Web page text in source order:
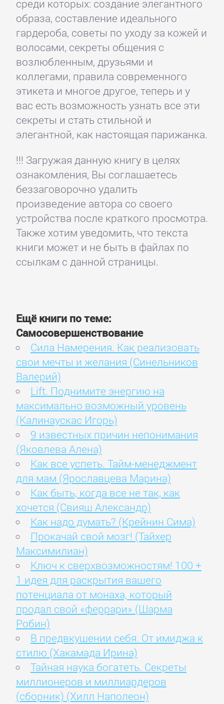
среди которых: создание элегантного
образа, составление идеального
гардероба, советы по уходу за кожей и
волосами, секреты общения с
возлюбленным, друзьями и
коллегами, правила современного
этикета и многое другое, теперь и у
вас есть возможность узнать все эти
секреты и стать стильной и
элегантной, как настоящая парижанка.
!!! Загружая данную книгу в целях
ознакомления, Вы соглашаетесь
беззаговорочно удалить
произведение автора со своего
устройства после краткого просмотра.
Также хотим уведомить, что текста
книги может и не быть в файлах по
ссылкам с данной страницы.
Ещё книги по теме:
Самосовершенствование
Сила Намерения. Как реализовать
свои мечты и желания (Синельников
Валерий)
Lift. Поднимите энергию на
максимально возможный уровень
(Калинаускас Игорь)
9 известных причин непонимания
(Яковлева Алена)
Как все успеть. Тайм-менеджмент
для мам (Ярославцева Марина)
Как быть, когда все не так, как
хочется (Свияш Александр)
Как надо думать? (Крейнин Сима)
Прокачай свой мозг! (Тайхер
Максимилиан)
Ключ к сверхвозможностям! 100 +
1 идея для раскрытия вашего
потенциала от монаха, который
продал свой «феррари» (Шарма
Робин)
В предвкушении себя. От имиджа к
стилю (Хакамада Ирина)
Тайная наука богатеть. Секреты
миллионеров и миллиардеров
(сборник) (Хилл Наполеон)